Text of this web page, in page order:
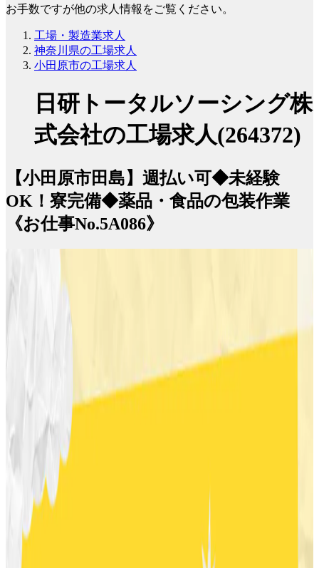
お手数ですが他の求人情報をご覧ください。
工場・製造業求人
神奈川県の工場求人
小田原市の工場求人
日研トータルソーシング株
式会社の工場求人(264372)
【小田原市田島】週払い可◆未経験
OK！寮完備◆薬品・食品の包装作業
《お仕事No.5A086》